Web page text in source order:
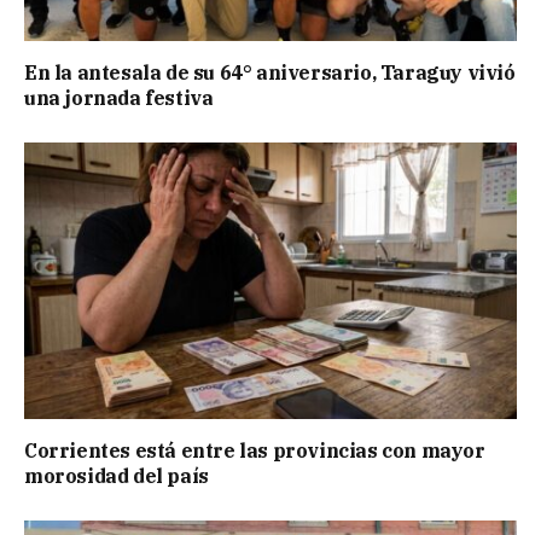
En la antesala de su 64° aniversario, Taraguy vivió
una jornada festiva
Corrientes está entre las provincias con mayor
morosidad del país